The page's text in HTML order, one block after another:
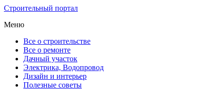
Строительный портал
Меню
Все о строительстве
Все о ремонте
Дачный участок
Электрика, Водопровод
Дизайн и интерьер
Полезные советы